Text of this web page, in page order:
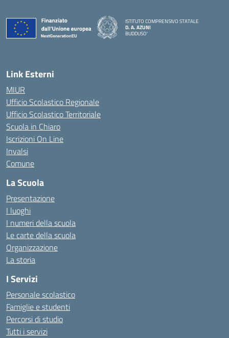
ISTITUTO COMPRENSIVO STATALE
D. A. AZUNI
BUDDUSO'
Link Esterni
MIUR
Ufficio Scolastico Regionale
Ufficio Scolastico Territoriale
Scuola in Chiaro
Iscrizioni On Line
Invalsi
Comune
La Scuola
Presentazione
I luoghi
I numeri della scuola
Le carte della scuola
Organizzazione
La storia
I Servizi
Personale scolastico
Famiglie e studenti
Percorsi di studio
Tutti i servizi